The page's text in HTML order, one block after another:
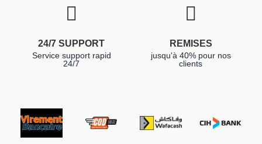
24/7 SUPPORT
Service support rapid
24/7
REMISES
jusqu'à 40% pour nos
clients